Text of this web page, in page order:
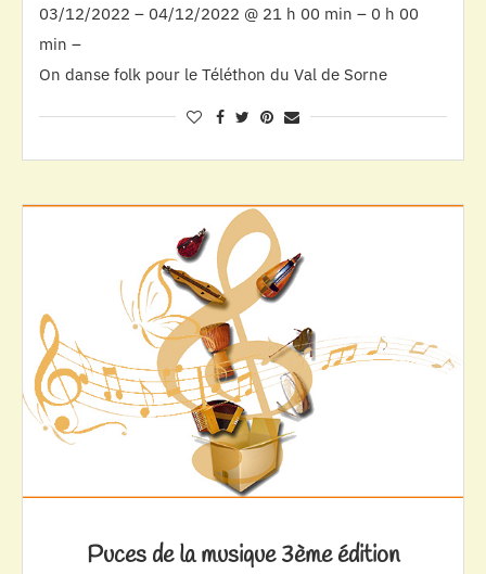
03/12/2022 – 04/12/2022 @ 21 h 00 min – 0 h 00
min –
On danse folk pour le Téléthon du Val de Sorne
Puces de la musique 3ème édition